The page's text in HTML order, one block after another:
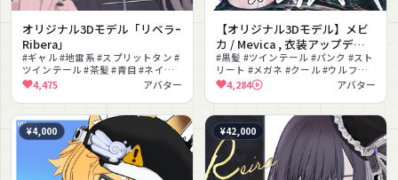
オリジナル3Dモデル「リベラｰ
Ribera」
#ギャル #地雷系 #スプリットタン #
ツインテール #茶髪 #青目 #ネイル #
ガーター #網タイツ #フルトラ対応
4,475 アバター
【オリジナル3Dモデル】メビ
カ / Mevica , 衣装アップデー
ト追加
#黒髪 #ツインテール #パンク #スト
リート #メガネ #クール #ウルフカ
ット #クロップトップ #もちふぃっ
た〜対応 #着せ替え
4,284 アバター
¥4,000 ¥42,000